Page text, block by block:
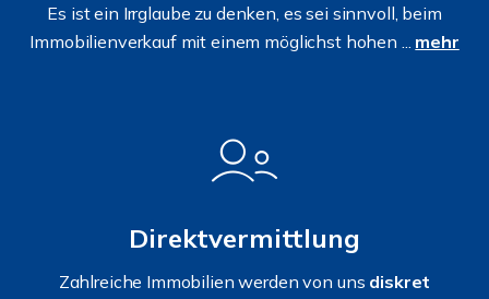
Es ist ein Irrglaube zu denken, es sei sinnvoll, beim
Immobilienverkauf mit einem möglichst hohen ... mehr
Direktvermittlung
Zahlreiche Immobilien werden von uns diskret